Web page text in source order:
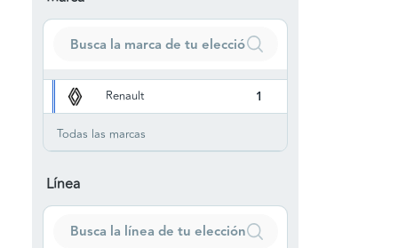
Renault 1
Todas las marcas
Línea